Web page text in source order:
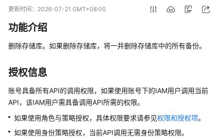
动
务
告
产
品
介
更新时间： 2026-07-21 GMT+08:00
功能介绍
删除存储库。如果删除存储库，将一并删除存储库中的所有备份。
授权信息
账号具备所有API的调用权限，如果使用账号下的IAM用户调用当前
API，该IAM用户需具备调用API所需的权限。
如果使用角色与策略授权，具体权限要求请参见权限和授权项。
如果使用身份策略授权，当前API调用无需身份策略权限。